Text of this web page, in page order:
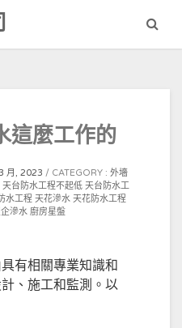
這麼工作的
月, 2023 CATEGORY : 外墻
天台防水工程不起低 天台防水工
水工程 天花滲水 天花防水工程
滲水 廚房星盤
有相關專業知識和
、施工和監測。以